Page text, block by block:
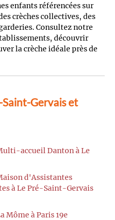
enfants référencées sur
crèches collectives, des
Consultez notre
découvrir
la crèche idéale près de
Saint-Gervais et
accueil Danton à Le
d'Assistantes
à Le Pré-Saint-Gervais
Môme à Paris 19e